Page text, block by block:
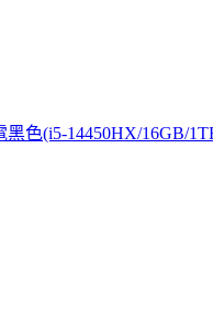
色(i5-14450HX/16GB/